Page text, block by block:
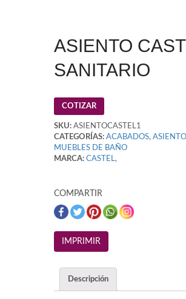
ASIENTO
SANITARIO
COTIZAR
SKU: ASIENTOCASTEL1
CATEGORÍAS: ACABADOS,
MUEBLES DE BAÑO
MARCA: CASTEL,
COMPARTIR
Descripción